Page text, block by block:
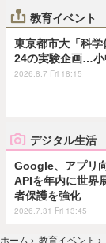
教育イベント
東京都市大「科学
24の実験企画…小
2026.8.7 Fri 18:15
デジタル生活
Google、アプリ
APIを年内に世界
者保護を強化
2026.7.31 Fri 13:45
ホーム › 教育イベント ›